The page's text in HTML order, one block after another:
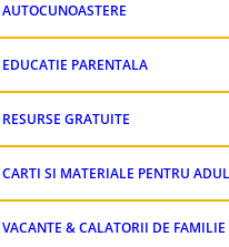
AUTOCUNOASTERE
EDUCATIE PARENTALA
RESURSE GRATUITE
CARTI SI MATERIALE PENTRU
VACANTE & CALATORII DE FAMILIE